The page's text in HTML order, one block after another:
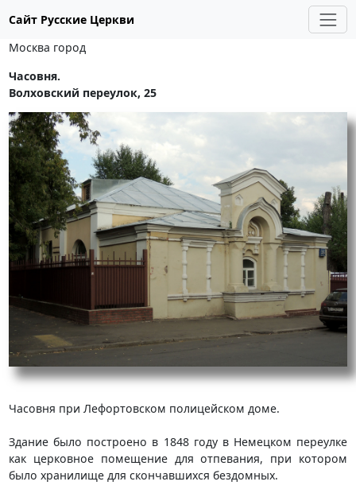
Сайт Русские Церкви
Москва город
Часовня.
Волховский переулок, 25
Часовня при Лефортовском полицейском доме.
Здание было построено в 1848 году в Немецком переулке
как церковное помещение для отпевания, при котором
было хранилище для скончавшихся бездомных.